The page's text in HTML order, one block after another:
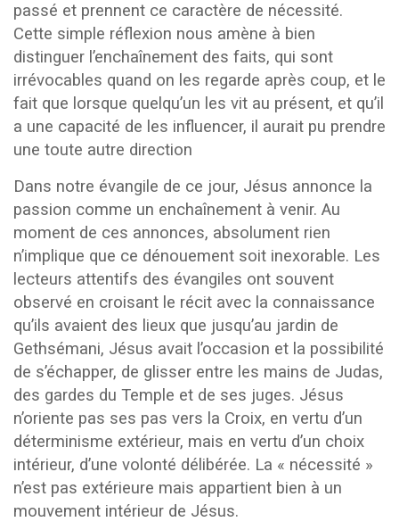
passé et prennent ce caractère de nécessité.
Cette simple réflexion nous amène à bien
distinguer l’enchaînement des faits, qui sont
irrévocables quand on les regarde après coup, et le
fait que lorsque quelqu’un les vit au présent, et qu’il
a une capacité de les influencer, il aurait pu prendre
une toute autre direction
Dans notre évangile de ce jour, Jésus annonce la
passion comme un enchaînement à venir. Au
moment de ces annonces, absolument rien
n’implique que ce dénouement soit inexorable. Les
lecteurs attentifs des évangiles ont souvent
observé en croisant le récit avec la connaissance
qu’ils avaient des lieux que jusqu’au jardin de
Gethsémani, Jésus avait l’occasion et la possibilité
de s’échapper, de glisser entre les mains de Judas,
des gardes du Temple et de ses juges. Jésus
n’oriente pas ses pas vers la Croix, en vertu d’un
déterminisme extérieur, mais en vertu d’un choix
intérieur, d’une volonté délibérée. La « nécessité »
n’est pas extérieure mais appartient bien à un
mouvement intérieur de Jésus.